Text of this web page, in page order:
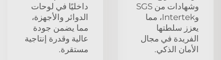
وشهادات من SGS
وIntertek، مما
يعزز سلطتها
الفريدة في مجال
الأمان الذكي.
داخليًا في لوحات
الدوائر والأجهزة،
مما يضمن جودة
عالية وقدرة إنتاجية
مستقرة.